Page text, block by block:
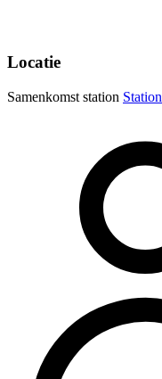
Locatie
Samenkomst station